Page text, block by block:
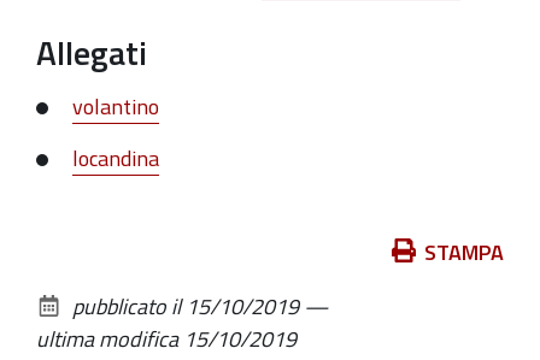
Allegati
volantino
locandina
documento
STAMPA
pubblicato il 15/10/2019—
ultima modifica 15/10/2019